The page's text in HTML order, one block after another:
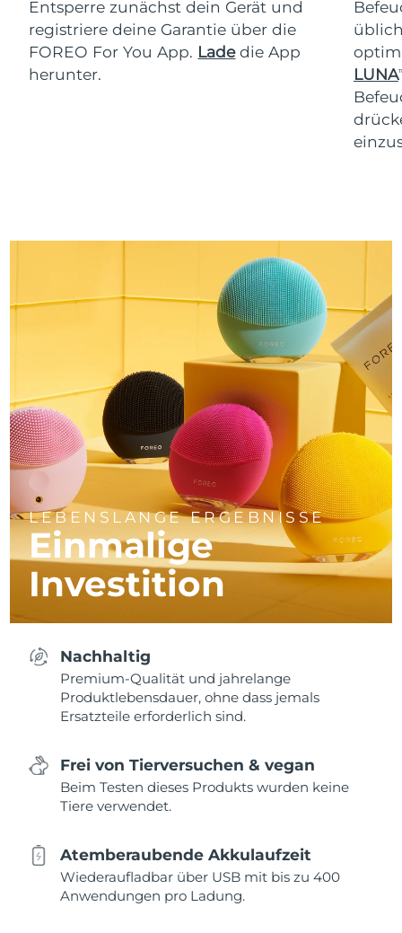
Entsperre zunächst dein Gerät und
registriere deine Garantie über die
FOREO For You App. Ladedie App
herunter.
LUNA
LEBENSLANGE ERGEBNISSE
Einmalige
Investition
Nachhaltig
Premium-Qualität und jahrelange
Produktlebensdauer, ohne dass jemals
Ersatzteile erforderlich sind.
Frei von Tierversuchen & vegan
Beim Testen dieses Produkts wurden keine
Tiere verwendet.
Atemberaubende Akkulaufzeit
Wiederaufladbar über USB mit bis zu 400
Anwendungen pro Ladung.